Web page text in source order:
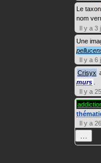
Le taxon
nom
Il y a 3
Une
Il y a 6
Crisyx
murs
Il y a
Il y a
…